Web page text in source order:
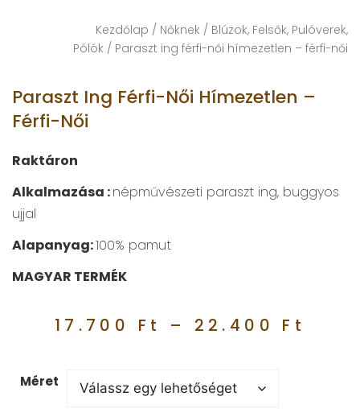
Kezdőlap / Nőknek / Blúzok, Felsők, Pulóverek,
Pólók / Paraszt ing férfi-női hímezetlen – férfi-női
Paraszt Ing Férfi-Női Hímezetlen –
Férfi-Női
Raktáron
Alkalmazása :népművészeti paraszt ing, buggyos
ujjal
Alapanyag:100% pamut
MAGYAR TERMÉK
17.700 Ft – 22.400 Ft
Méret